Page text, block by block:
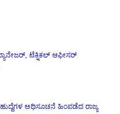
ಟೆಕ್ನಿಕಲ್ ಆಫೀಸರ್
ಹುದ್ದೆಗಳ ಅಧಿಸೂಚನೆ ಹಿಂಪಡೆದ ರಾಜ್ಯ